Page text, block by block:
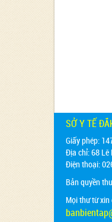
SỞ Y TẾ
Giấy phép:
Địa chỉ:68 Lê
Điện thoại:
Bản quyền
Mọi thư từ xin